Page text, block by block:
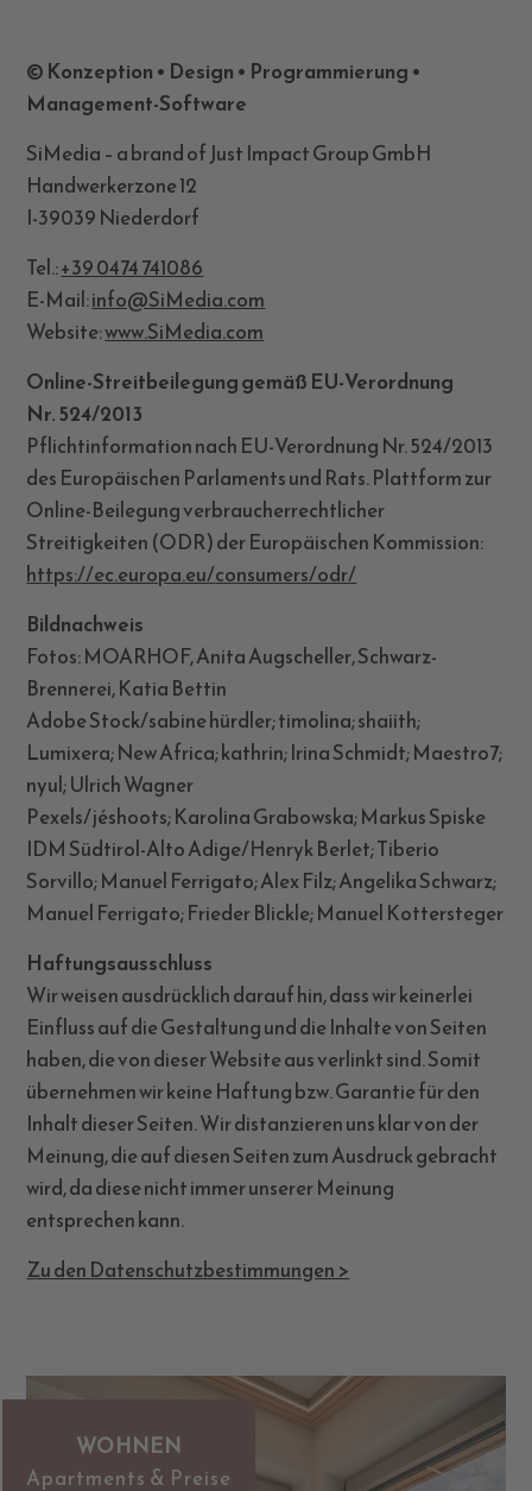
© Konzeption • Design • Programmierung •
Management-Software
SiMedia – a brand of Just Impact Group GmbH
Handwerkerzone 12
I-39039 Niederdorf
Tel.:+39 0474 741086
E-Mail:info@SiMedia.com
Website:www.SiMedia.com
Online-Streitbeilegung gemäß EU-Verordnung
Nr. 524/2013
Pflichtinformation nach EU-Verordnung Nr. 524/2013
des Europäischen Parlaments und Rats. Plattform zur
Online-Beilegung verbraucherrechtlicher
Streitigkeiten (ODR) der Europäischen Kommission:
https://ec.europa.eu/consumers/odr/
Bildnachweis
Fotos: MOARHOF, Anita Augscheller, Schwarz-
Brennerei, Katia Bettin
Adobe Stock/sabine hürdler; timolina; shaiith;
Lumixera; New Africa; kathrin; Irina Schmidt; Maestro7;
nyul; Ulrich Wagner
Pexels/jéshoots; Karolina Grabowska; Markus Spiske
IDM Südtirol-Alto Adige/Henryk Berlet; Tiberio
Sorvillo; Manuel Ferrigato; Alex Filz; Angelika Schwarz;
Manuel Ferrigato; Frieder Blickle; Manuel Kottersteger
Haftungsausschluss
Wir weisen ausdrücklich darauf hin, dass wir keinerlei
Einfluss auf die Gestaltung und die Inhalte von Seiten
haben, die von dieser Website aus verlinkt sind. Somit
übernehmen wir keine Haftung bzw. Garantie für den
Inhalt dieser Seiten. Wir distanzieren uns klar von der
Meinung, die auf diesen Seiten zum Ausdruck gebracht
wird, da diese nicht immer unserer Meinung
entsprechen kann.
Zu den Datenschutzbestimmungen >
WOHNEN
Apartments & Preise